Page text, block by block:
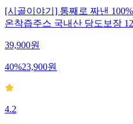
[시골이야기] 통째로 짜낸
온착즙주스 국내산 당도보장
39,900원
40%23,900원
4.2